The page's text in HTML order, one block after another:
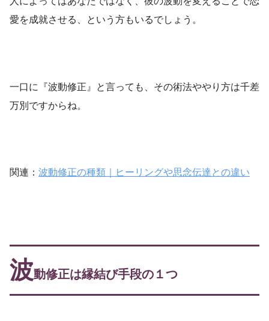
愛を成就させる、という方もいるでしょう。
一口に『波動修正』と言っても、その術法ややり方は千差
万別ですからね。
関連： 波動修正の種類｜ヒーリングや思念伝達との違い
波動修正は縁結び手段の１つ